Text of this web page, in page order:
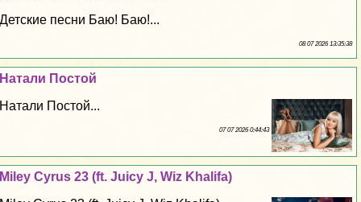
Детские песни Баю! Баю!...
08 07 2026 13:35:38
Натали Постой
Натали Постой...
07 07 2026 0:44:43
Miley Cyrus 23 (ft. Juicy J, Wiz Khalifa)